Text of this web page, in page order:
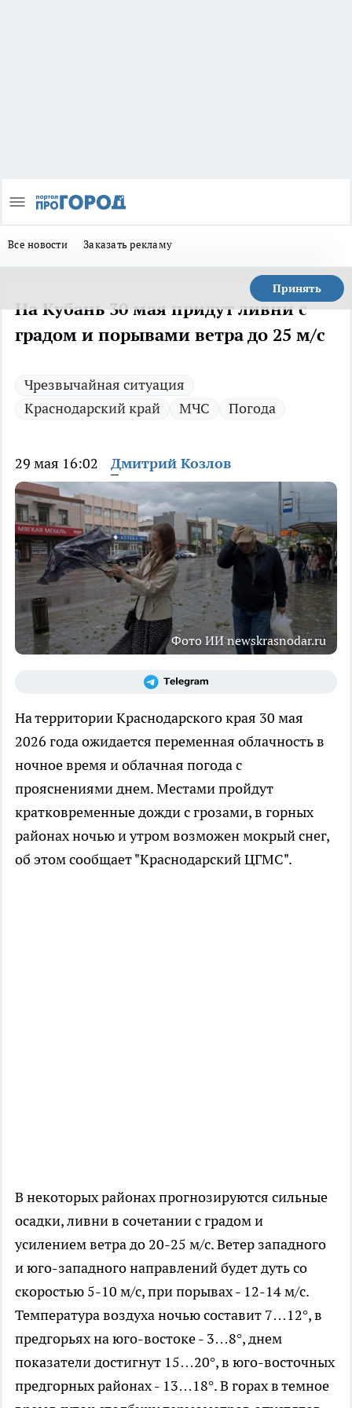
Все новости Заказать рекламу
Принять
На Кубань 30 мая придут ливни с
градом и порывами ветра до 25 м/с
Чрезвычайная ситуация
Краснодарский край
МЧС Погода
29 мая 16:02 Дмитрий Козлов
Фото ИИ newskrasnodar.ru
На территории Краснодарского края 30 мая
2026 года ожидается переменная облачность в
ночное время и облачная погода с
прояснениями днем. Местами пройдут
кратковременные дожди с грозами, в горных
районах ночью и утром возможен мокрый снег,
об этом сообщает "Краснодарский ЦГМС".
В некоторых районах прогнозируются сильные
осадки, ливни в сочетании с градом и
усилением ветра до 20-25 м/с. Ветер западного
и юго-западного направлений будет дуть со
скоростью 5-10 м/с, при порывах - 12-14 м/с.
Температура воздуха ночью составит 7…12°, в
предгорьях на юго-востоке - 3…8°, днем
показатели достигнут 15…20°, в юго-восточных
предгорных районах - 13…18°. В горах в темное